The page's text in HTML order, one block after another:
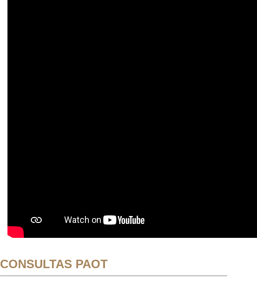
CONSULTAS PAOT